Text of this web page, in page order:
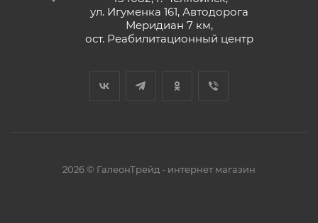
ул. Игуменка 161, Автодорога
Меридиан 7 км,
ост. Реабилитационный центр
2026 © ГалеонТрейд - интернет магазин